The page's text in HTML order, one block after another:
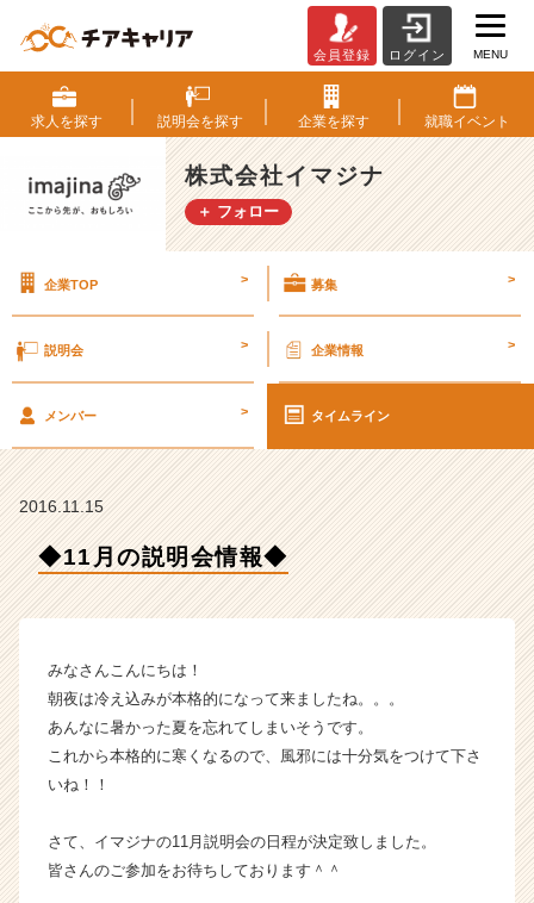
1
1
月
の
説
明
◆
会
タ
ム
イ
ン】
ベ
ン
ー・
成
会員登録 ログイン MENU
求人を探す 説明会を探す 企業を探す 就職イベント
株式会社イマジナ
＋ フォロー
企業TOP > 募集 >
説明会 > 企業情報 >
メンバー > タイムライン
2016.11.15
◆11月の説明会情報◆
みなさんこんにちは！
朝夜は冷え込みが本格的になって来ましたね。。。
あんなに暑かった夏を忘れてしまいそうです。
これから本格的に寒くなるので、風邪には十分気をつけて下さ
いね！！
さて、イマジナの11月説明会の日程が決定致しました。
皆さんのご参加をお待ちしております＾＾